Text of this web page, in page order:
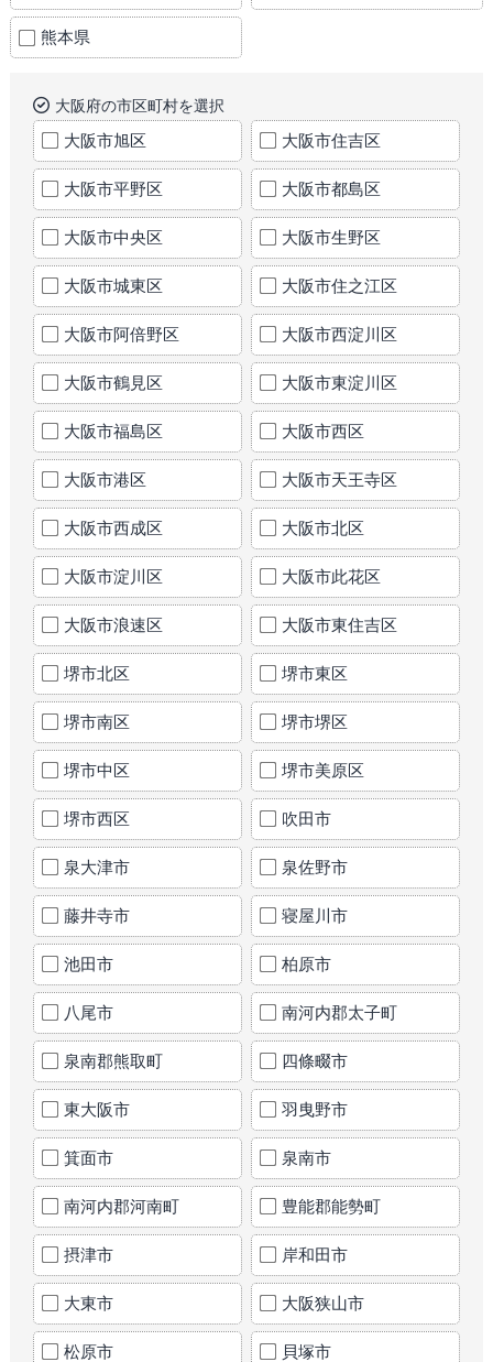
熊本県
大阪府の市区町村を選択
大阪市旭区 大阪市住吉区
大阪市平野区 大阪市都島区
大阪市中央区 大阪市生野区
大阪市城東区 大阪市住之江区
大阪市阿倍野区 大阪市西淀川区
大阪市鶴見区 大阪市東淀川区
大阪市福島区 大阪市西区
大阪市港区 大阪市天王寺区
大阪市西成区 大阪市北区
大阪市淀川区 大阪市此花区
大阪市浪速区 大阪市東住吉区
堺市北区 堺市東区
堺市南区 堺市堺区
堺市中区 堺市美原区
堺市西区 吹田市
泉大津市 泉佐野市
藤井寺市 寝屋川市
池田市 柏原市
八尾市 南河内郡太子町
泉南郡熊取町 四條畷市
東大阪市 羽曳野市
箕面市 泉南市
南河内郡河南町 豊能郡能勢町
摂津市 岸和田市
大東市 大阪狭山市
松原市 貝塚市